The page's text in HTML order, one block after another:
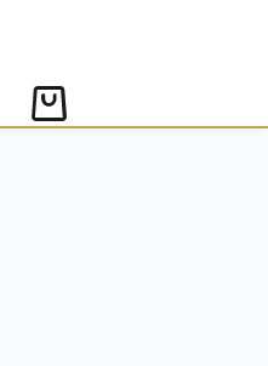
Carro
de